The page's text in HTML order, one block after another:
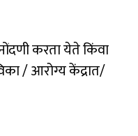
करता येते किंवा
/ आरोग्य केंद्रात/